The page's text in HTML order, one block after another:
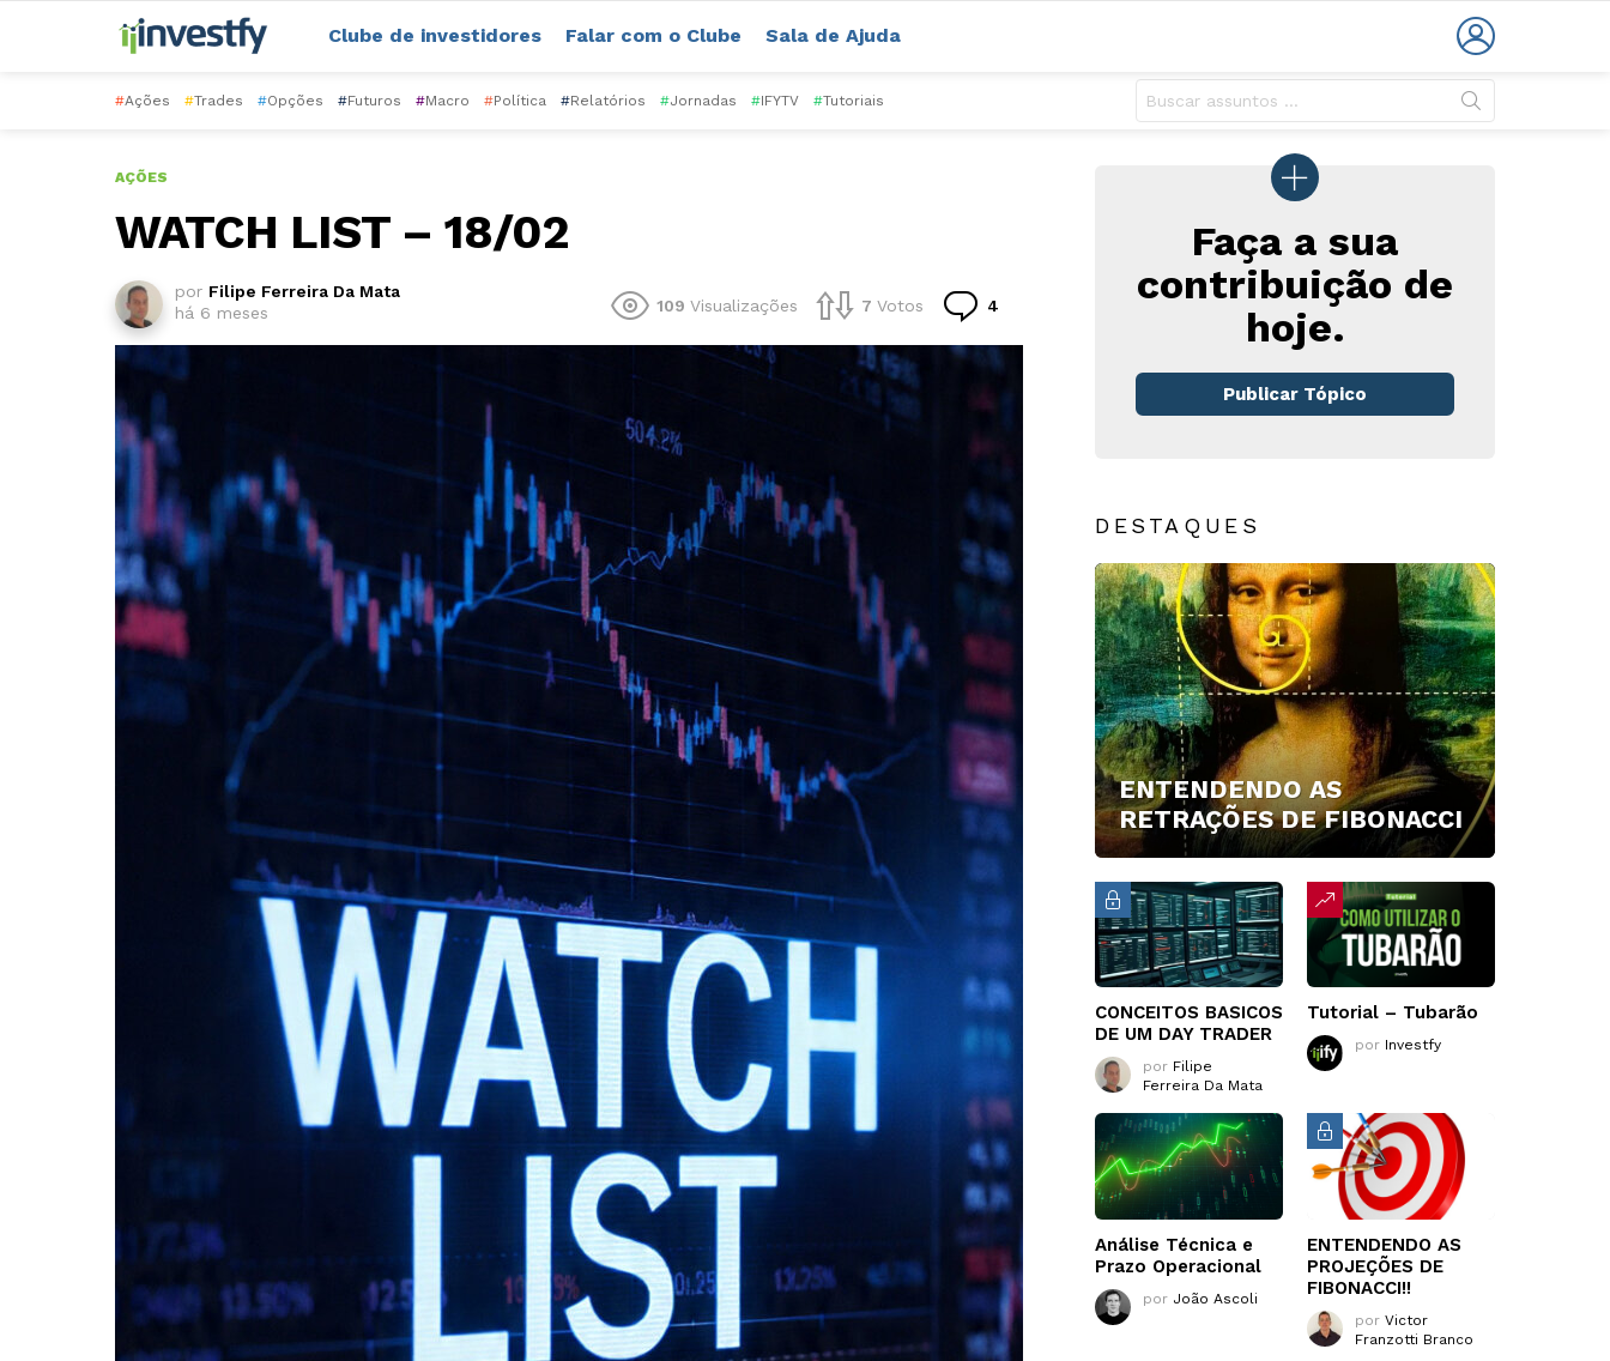
Clube de investidores Falar com o Clube Sala de Ajuda
#Ações #Trades #Opções #Futuros #Macro #Política #Relatórios #Jornadas #IFYTV #Tutoriais
AÇÕES
WATCH LIST – 18/02
por Filipe Ferreira Da Mata
há 6 meses
109 Visualizações 7 Votos 4
Faça a sua
contribuição de
hoje.
Publicar Tópico
DESTAQUES
ENTENDENDO AS
RETRAÇÕES DE FIBONACCI
CONCEITOS BASICOS
DE UM DAY TRADER
por Filipe
Ferreira Da Mata
Tutorial – Tubarão
por Investfy
Análise Técnica e
Prazo Operacional
por João Ascoli
ENTENDENDO AS
PROJEÇÕES DE
FIBONACCI!!
por Victor
Franzotti Branco